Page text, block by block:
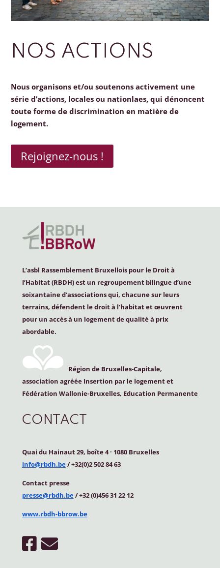
NOS ACTIONS
Nous organisons et/ou soutenons activement une
série d’actions, locales ou nationlaes, qui dénoncent
toute forme de discrimination en matière de
logement.
Rejoignez-nous !
L’asbl Rassemblement Bruxellois pour le Droit à
l’Habitat (RBDH) est un regroupement bilingue d’une
soixantaine d’associations qui, chacune sur leurs
terrains, défendent le droit à l’habitat et œuvrent
pour un accès à un logement de qualité à prix
abordable.
Région de Bruxelles-Capitale,
association agréée Insertion par le logement et
Fédération Wallonie-Bruxelles, Education Permanente
CONTACT
Quai du Hainaut 29, boîte 4· 1080 Bruxelles
info@rbdh.be/ +32(0)2 502 84 63
Contact presse
presse@rbdh.be/ +32 (0)456 31 22 12
www.rbdh-bbrow.be